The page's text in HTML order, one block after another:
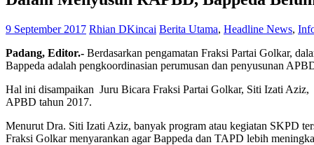
9 September 2017 Rhian DKincai Berita Utama, Headline News,
Padang, Editor.- Berdasarkan pengamatan Fraksi Partai Golkar,
Bappeda adalah pengkoordinasian perumusan dan penyusunan
Hal ini disampaikan Juru Bicara Fraksi Partai Golkar, Siti Izati Aziz,
APBD tahun 2017.
Menurut Dra. Siti Izati Aziz, banyak program atau kegiatan SKPD
Fraksi Golkar menyarankan agar Bappeda dan TAPD lebih